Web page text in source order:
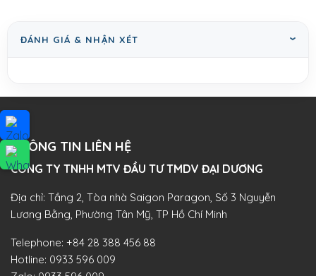
ĐÁNH GIÁ & NHẬN XÉT
THÔNG TIN LIÊN HỆ
CÔNG TY TNHH MTV ĐẦU TƯ TMDV ĐẠI DƯƠNG​
Địa chỉ: Tầng 2, Tòa nhà Saigon Paragon, Số 3 Nguyễn
Lương Bằng, Phường Tân Mỹ, TP Hồ Chí Minh
Telephone: +84 28 388 456 88
Hotline: 0933 596 009